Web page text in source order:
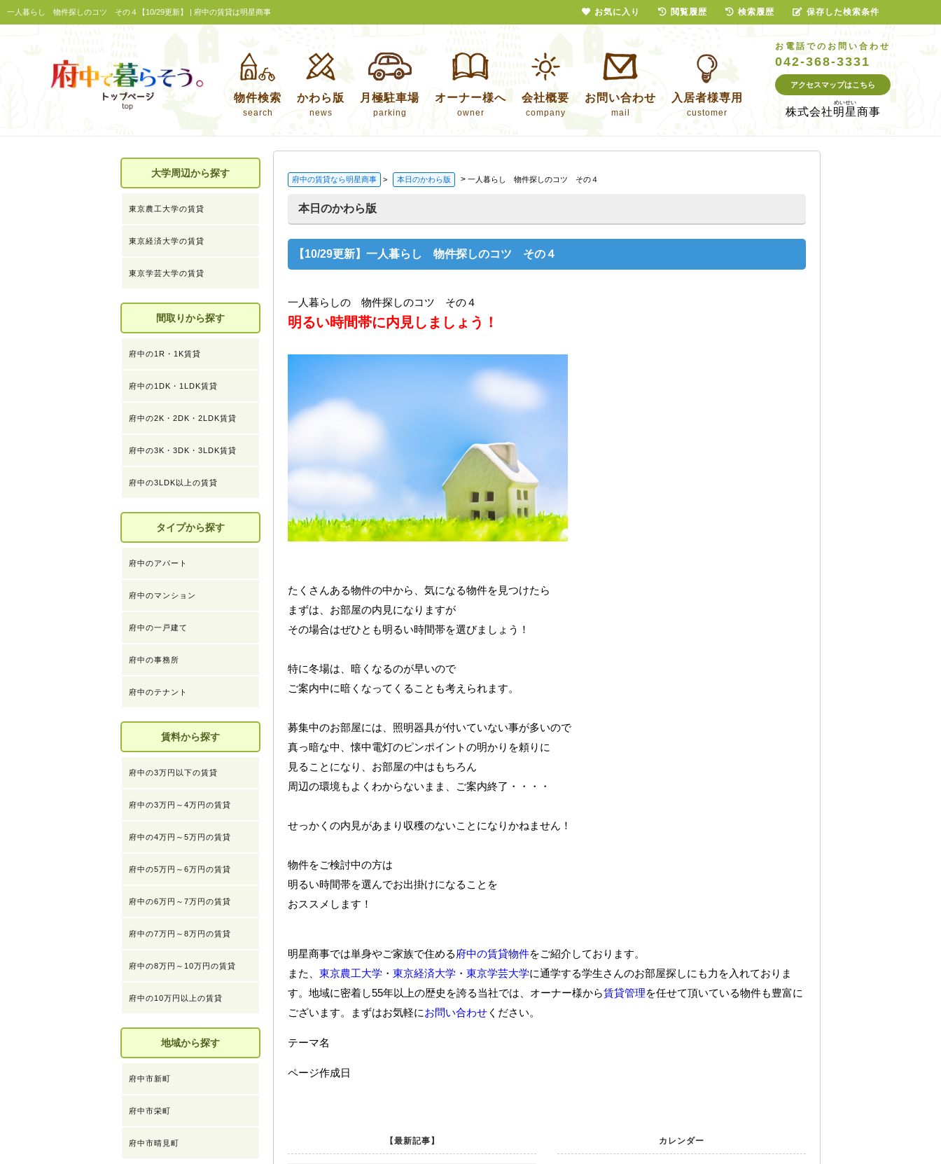
一人暮らし 物件探しのコツ その４【10/29更新】 | 府中の賃貸は明星商事
物件検索
search
かわら版
news
月極駐車場
parking
オーナー様へ
owner
会社概要
company
お問い合わせ
mail
入居者様専用
customer
お電話でのお問い合わせ
042-368-3331
アクセスマップはこちら
株式会社明星商事
府中の賃貸なら明星商事 > 本日のかわら版 > 一人暮らし 物件探しのコツ その４
本日のかわら版
【10/29更新】一人暮らし 物件探しのコツ その４
一人暮らしの 物件探しのコツ その４
明るい時間帯に内見しましょう！
たくさんある物件の中から、気になる物件を見つけたら
まずは、お部屋の内見になりますが
その場合はぜひとも明るい時間帯を選びましょう！
特に冬場は、暗くなるのが早いので
ご案内中に暗くなってくることも考えられます。
募集中のお部屋には、照明器具が付いていない事が多いので
真っ暗な中、懐中電灯のピンポイントの明かりを頼りに
見ることになり、お部屋の中はもちろん
周辺の環境もよくわからないまま、ご案内終了・・・・
せっかくの内見があまり収穫のないことになりかねません！
物件をご検討中の方は
明るい時間帯を選んでお出掛けになることを
おススメします！
明星商事では単身やご家族で住める府中の賃貸物件をご紹介しております。
また、 東京農工大学 ・ 東京経済大学 ・ 東京学芸大学に通学する学生さんのお部屋探しにも力を入れておりま
す。地域に密着し55年以上の歴史を誇る当社では、オーナー様から賃貸管理を任せて頂いている物件も豊富に
ございます。まずはお気軽にお問い合わせ ください。
テーマ名
ページ作成日
【最新記事】 カレンダー
大学周辺から探す
東京農工大学の賃貸
東京経済大学の賃貸
東京学芸大学の賃貸
間取りから探す
府中の1R・1K賃貸
府中の1DK・1LDK賃貸
府中の2K・2DK・2LDK賃貸
府中の3K・3DK・3LDK賃貸
府中の3LDK以上の賃貸
タイプから探す
府中のアパート
府中のマンション
府中の一戸建て
府中の事務所
府中のテナント
賃料から探す
府中の3万円以下の賃貸
府中の3万円～4万円の賃貸
府中の4万円～5万円の賃貸
府中の5万円～6万円の賃貸
府中の6万円～7万円の賃貸
府中の7万円～8万円の賃貸
府中の8万円～10万円の賃貸
府中の10万円以上の賃貸
地域から探す
府中市新町
府中市栄町
府中市晴見町
お気に入り 閲覧履歴 検索履歴 保存した検索条件